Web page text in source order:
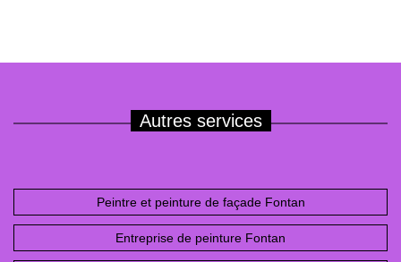
Autres services
Peintre et peinture de façade Fontan
Entreprise de peinture Fontan